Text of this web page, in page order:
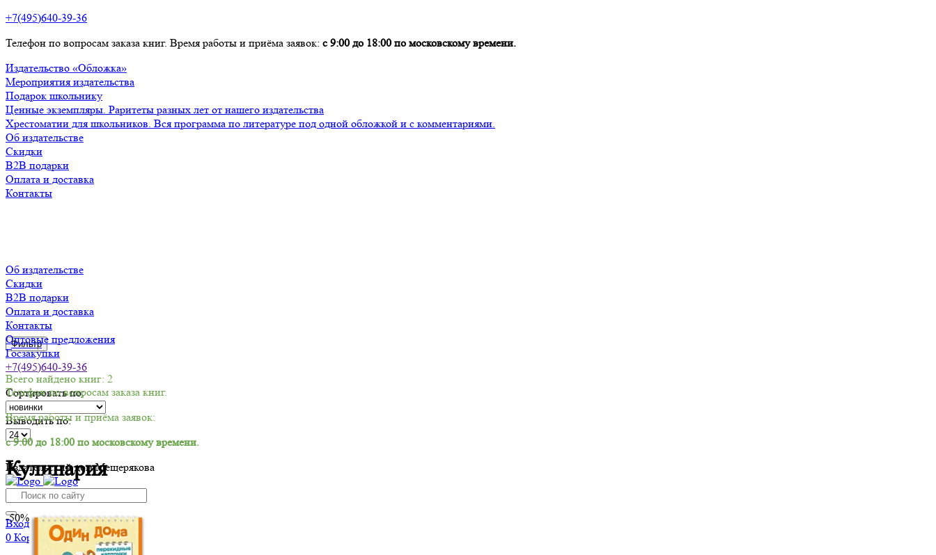
+7(495)640-39-36
Телефон по вопросам заказа книг. Время работы и приёма заявок: с 9:00 до 18:00 по московскому времени.
Издательство «Обложка»
Мероприятия издательства
Подарок школьнику
Ценные экземпляры. Раритеты разных лет от нашего издательства
Хрестоматии для школьников. Вся программа по литературе под одной обложкой и с комментариями.
Об издательстве
Скидки
B2B подарки
Оплата и доставка
Контакты
Об издательстве
Скидки
B2B подарки
Оплата и доставка
Контакты
Оптовые предложения
Госзакупки
+7(495)640-39-36
Телефон по вопросам заказа книг.
Время работы и приёма заявок:
с 9:00 до 18:00 по московскому времени.
Издательский дом Мещерякова
Вход/Регистрация
0 Корзина
Фильтр
Всего найдено книг: 2
Сортировать по:
Выводить по:
Кулинария
-50%